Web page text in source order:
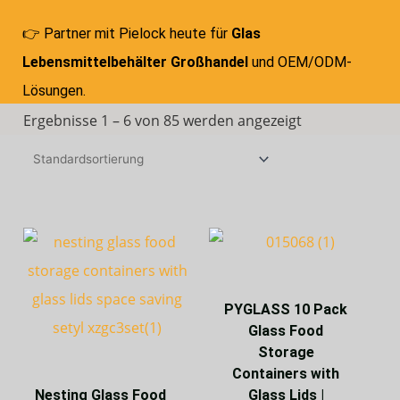
👉 Partner mit Pielock heute für Glas
Lebensmittelbehälter Großhandel und OEM/ODM-
Lösungen.
Ergebnisse 1 – 6 von 85 werden angezeigt
Nesting Glass Food
PYGLASS 10 Pack
Glass Food
Storage
Containers with
Glass Lids |